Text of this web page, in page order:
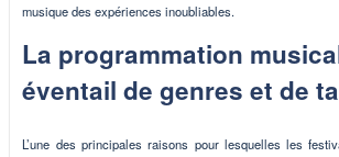
musique des expériences inoubliables.
La programmation
éventail de genres et de
L’une des principales raisons pour lesquelles les